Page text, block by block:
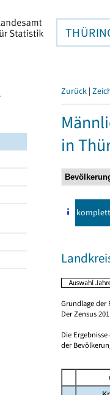
Zurück |
in
komplett
Grundlage der
Der Zensus
Die
der